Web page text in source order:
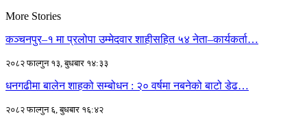
More Stories
कञ्चनपुर–१ मा प्रलोपा उम्मेदवार शाहीसहित ५४ नेता–कार्यकर्ता…
२०८२ फाल्गुन १३, बुधबार १४:३३
धनगढीमा बालेन शाहको सम्बोधन : २० वर्षमा नबनेको बाटो डेढ…
२०८२ फाल्गुन ६, बुधबार १६:४२